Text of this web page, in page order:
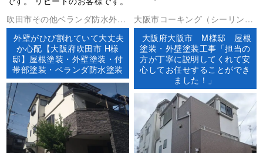
吹田市その他ベランダ防水外壁
塗装屋根塗装防水工事
外壁がひび割れていて大丈夫
か心配【大阪府吹田市 H様
邸】屋根塗装・外壁塗装・付
帯部塗装・ベランダ防水塗装
大阪市コーキング（シーリン
グ）外壁塗装屋根塗装防水工事
大阪府大阪市 M様邸 屋根
塗装・外壁塗装工事「担当の
方が丁寧に説明してくれて安
心してお任せすることができ
ました！」